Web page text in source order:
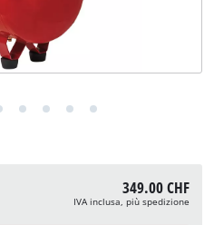
349.00 CHF
IVA inclusa, più spedizione